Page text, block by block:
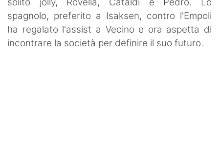
spagnolo, preferito a Isaksen, contro l'Empoli
ha regalato l'assist a Vecino e ora aspetta di
incontrare la società per definire il suo futuro.